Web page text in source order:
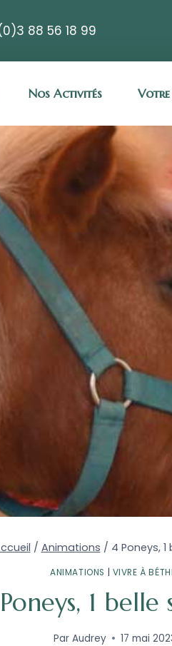
88 56 18 99
Nos Activités Votre
/ Animations / 4 Poneys,
ANIMATIONS VIVRE À
1 belle
Par Audrey 17 mai